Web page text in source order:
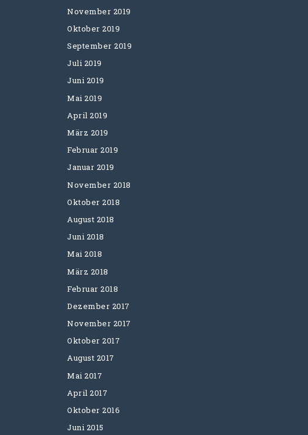
November 2019
Oktober 2019
September 2019
Juli 2019
Juni 2019
Mai 2019
April 2019
März 2019
Februar 2019
Januar 2019
November 2018
Oktober 2018
August 2018
Juni 2018
Mai 2018
März 2018
Februar 2018
Dezember 2017
November 2017
Oktober 2017
August 2017
Mai 2017
April 2017
Oktober 2016
Juni 2015